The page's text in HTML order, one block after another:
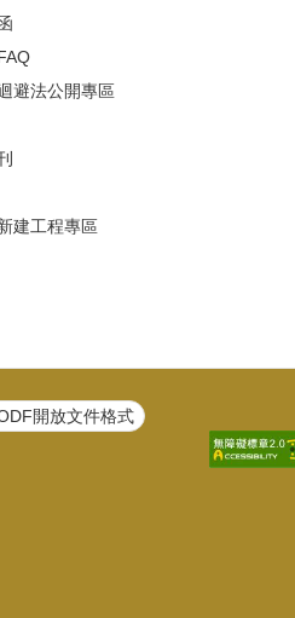
避法公開專區
建工程專區
開放文件格式